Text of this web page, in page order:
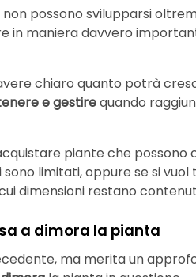
possono svilupparsi
in maniera davvero
chiaro quanto potrà
e gestirequando
piante che
limitati, oppure se si
dimensioni restano
a dimora la pianta
ma merita un